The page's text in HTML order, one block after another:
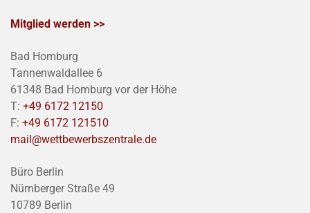
Mitglied werden >>
Bad Homburg
Tannenwaldallee 6
61348 Bad Homburg vor der Höhe
T: +49 6172 12150
F: +49 6172 121510
mail@wettbewerbszentrale.de
Büro Berlin
Nürnberger Straße 49
10789 Berlin